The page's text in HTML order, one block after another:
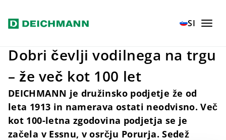
Preskoči na glavno vsebino SI
Home Podjetje
Dobri čevlji vodilnega na trgu
– že več kot 100 let
DEICHMANN je družinsko podjetje že od
leta 1913 in namerava ostati neodvisno. Več
kot 100-letna zgodovina podjetja se je
začela v Essnu, v osrčju Porurja. Sedež